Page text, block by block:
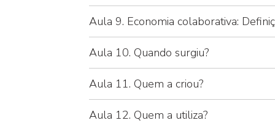
Aula 9. Economia colaborativa:
Aula 10. Quando surgiu?
Aula 11. Quem a criou?
Aula 12. Quem a utiliza?